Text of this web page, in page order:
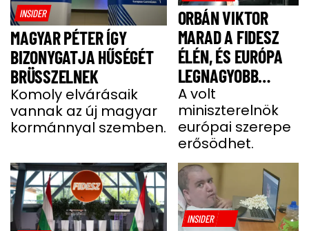
INSIDER
MAGYAR PÉTER ÍGY
BIZONYGATJA HŰSÉGÉT
BRÜSSZELNEK
Komoly elvárásaik
vannak az új magyar
kormánnyal szemben.
ORBÁN VIKTOR
MARAD A FIDESZ
ÉLÉN, ÉS EURÓPA
LEGNAGYOBB
JOBBOLDALI
SZÖVETSÉGÉT
ÉPÍTI TOVÁBB
A volt
miniszterelnök
európai szerepe
erősödhet.
INSIDER